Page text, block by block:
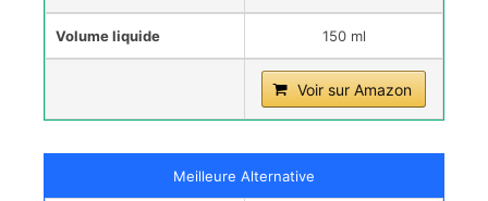
Volume liquide 150 ml
Voir sur Amazon
Meilleure Alternative